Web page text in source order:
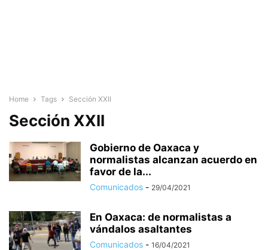
Home Tags Sección XXII
Sección XXII
Gobierno de Oaxaca y
normalistas alcanzan acuerdo en
favor de la...
Comunicados - 29/04/2021
En Oaxaca: de normalistas a
vándalos asaltantes
Comunicados - 16/04/2021